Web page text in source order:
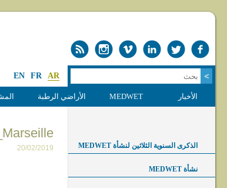
EN FR AR
الأخبار MEDWET الأراضي الرطبة
20/02/2019 الذكرى السنوية الثلاثين لنشأة MEDWET
نشأة MEDWET